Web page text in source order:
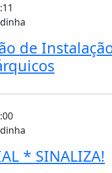
de
* SINALIZA!